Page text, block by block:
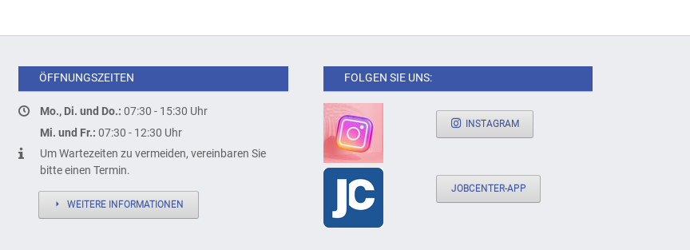
ÖFFNUNGSZEITEN
Mo., Di. und Do.: 07:30 - 15:30 Uhr
Mi. und Fr.: 07:30 - 12:30 Uhr
Um Wartezeiten zu vermeiden, vereinbaren Sie
bitte einen Termin.
WEITERE INFORMATIONEN
FOLGEN SIE UNS:
INSTAGRAM
JOBCENTER-APP